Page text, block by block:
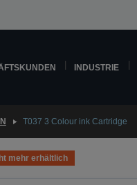
INDUSTRIE
T037 3 Colour ink Cartridge
mehr erhältlich